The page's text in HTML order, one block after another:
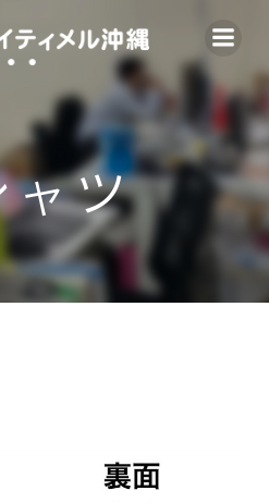
ン
テ
ツ
へ
キ
ツ